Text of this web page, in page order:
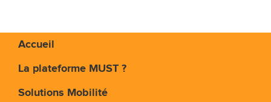
Accueil
La plateforme MUST ?
Solutions Mobilité